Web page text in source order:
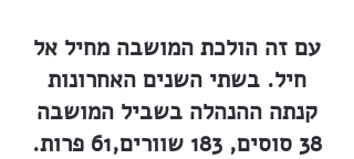
עם זה הולכת המושבה מחיל אל
חיל. בשתי השנים האחרונות
קנתה ההנהלה בשביל המושבה
38 סוסים, 183 שוורים,61 פרות.